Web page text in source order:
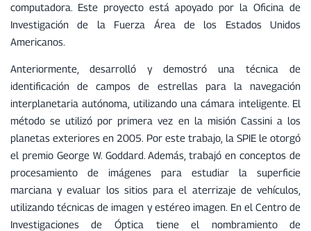
computadora. Este proyecto está apoyado por la Oficina de
Investigación de la Fuerza Área de los Estados Unidos
Americanos.
Anteriormente, desarrolló y demostró una técnica de
identificación de campos de estrellas para la navegación
interplanetaria autónoma, utilizando una cámara inteligente. El
método se utilizó por primera vez en la misión Cassini a los
planetas exteriores en 2005. Por este trabajo, la SPIE le otorgó
el premio George W. Goddard. Además, trabajó en conceptos de
procesamiento de imágenes para estudiar la superficie
marciana y evaluar los sitios para el aterrizaje de vehículos,
utilizando técnicas de imagen y estéreo imagen. En el Centro de
Investigaciones de Óptica tiene el nombramiento de